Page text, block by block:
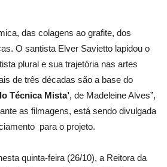
das colagens ao grafite, dos
O santista Elver Savietto lapidou o
plural e sua trajetória nas artes
de três décadas são a base do
Técnica Mista’, de Madeleine Alves”,
as filmagens, está sendo divulgada
para o projeto.
quinta-feira (26/10), a Reitora da